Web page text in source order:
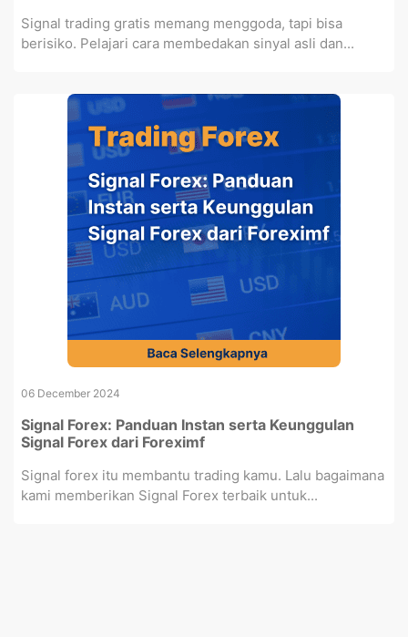
Signal trading gratis memang menggoda, tapi bisa
berisiko. Pelajari cara membedakan sinyal asli dan...
06 December 2024
Signal Forex: Panduan Instan serta Keunggulan
Signal Forex dari Foreximf
Signal forex itu membantu trading kamu. Lalu bagaimana
kami memberikan Signal Forex terbaik untuk...